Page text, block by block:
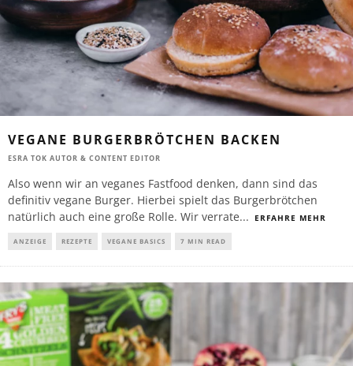
VEGANE BURGERBRÖTCHEN BACKEN
ESRA TOK AUTOR & CONTENT EDITOR
Also wenn wir an veganes Fastfood denken, dann sind das
definitiv vegane Burger. Hierbei spielt das Burgerbrötchen
natürlich auch eine große Rolle. Wir verrate... ERFAHRE MEHR
ANZEIGE REZEPTE VEGANE BASICS 7 MIN READ